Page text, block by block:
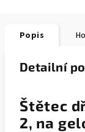
Popis
Detailní
Štětec
2, na